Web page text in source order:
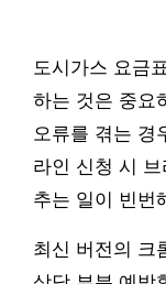
도시가스 요금
하는 것은 중요
오류를 겪는 경
라인 신청 시
추는 일이 빈번
최신 버전의 크